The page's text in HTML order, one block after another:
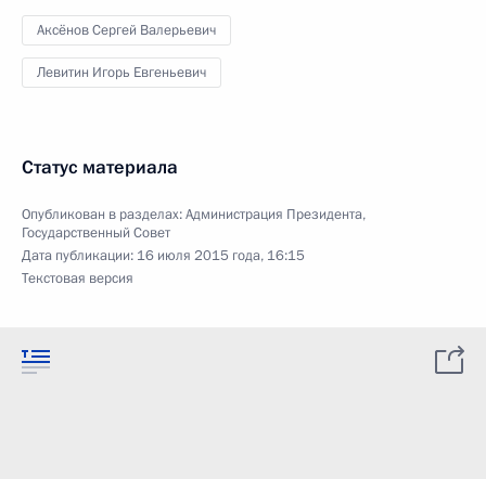
Аксёнов Сергей Валерьевич
Левитин Игорь Евгеньевич
Статус материала
Опубликован в разделах:Администрация Президента,
Государственный Совет
Дата публикации: 16 июля 2015 года, 16:15
Текстовая версия